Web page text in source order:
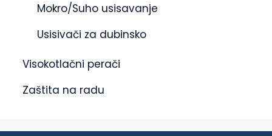
Mokro/Suho usisavanje
Usisivači za dubinsko
Visokotlačni perači
Zaštita na radu